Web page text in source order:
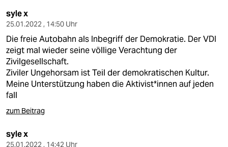
syle x
25.01.2022 , 14:50 Uhr
Die freie Autobahn als Inbegriff der Demokratie. Der VDI
zeigt mal wieder seine völlige Verachtung der
Zivilgesellschaft.
Ziviler Ungehorsam ist Teil der demokratischen Kultur.
Meine Unterstützung haben die Aktivist*innen auf jeden
fall
zum Beitrag
syle x
25.01.2022 , 14:42 Uhr